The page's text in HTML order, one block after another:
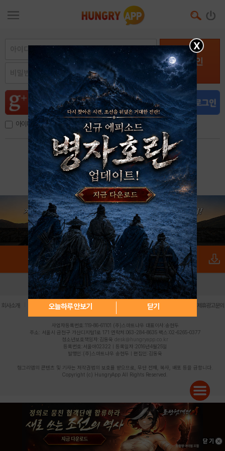
로그인
아이디, 이메일 저장
아이디 / 비밀번호 찾기 회원가입
X
오늘하루 안보기 닫기
로그인 PC버전 전체앱
회사소개 | 개인정보 처리방침 불법촬영물 신고센터 제휴광고문의
사업자등록번호:119-86-61101 (주)스마트나우 대표이사:송현두
주소: 서울시 금천구 가산디지털1로 171 연락처:063-284-8635 팩스:02-6265-0377
청소년보호책임자:김동욱 desk@hungryapp.co.kr
등록번호:서울아02322 | 등록일자:2016년4월25일
발행인:(주)스마트나우 송현두 | 편집인:김동욱
헝그리앱의 콘텐츠 및 기사는 저작권법의 보호를 받으므로, 무단 전재, 복사, 배포 등을 금합니다.
Copyright (c) HungryApp All Rights Reserved.